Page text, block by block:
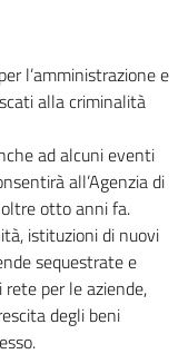
l’amministrazione e
alla criminalità
ad alcuni eventi
all’Agenzia di
otto anni fa.
istituzioni di nuovi
sequestrate e
per le aziende,
degli beni